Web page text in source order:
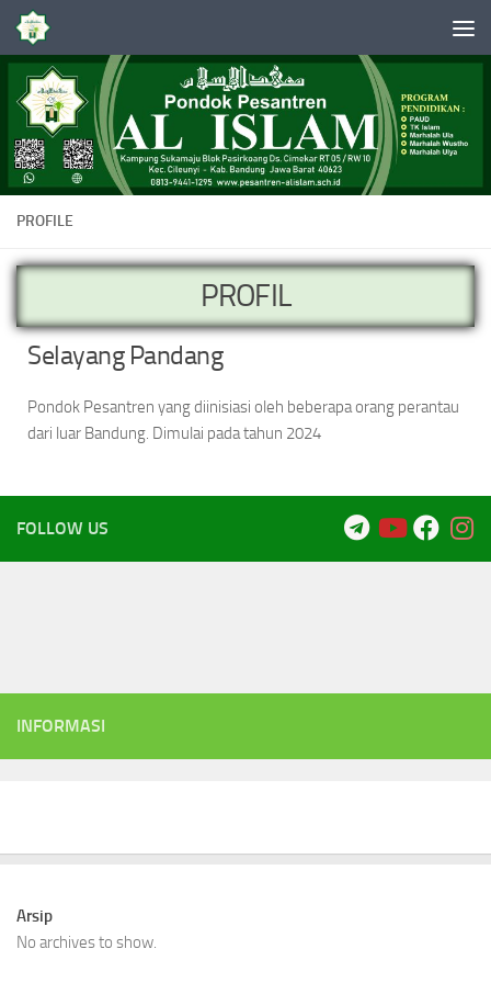
Skip to content
PROFILE
PROFIL
Selayang Pandang
Pondok Pesantren yang diinisiasi oleh beberapa orang perantau
dari luar Bandung. Dimulai pada tahun 2024
FOLLOW US
INFORMASI
Arsip
No archives to show.